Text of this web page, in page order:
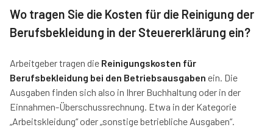
Wo tragen Sie die Kosten für die Reinigung der
Berufsbekleidung in der Steuererklärung ein?
Arbeitgeber tragen die Reinigungskosten für
Berufsbekleidung bei den Betriebsausgaben ein. Die
Ausgaben finden sich also in Ihrer Buchhaltung oder in der
Einnahmen-Überschussrechnung. Etwa in der Kategorie
„Arbeitskleidung“ oder „sonstige betriebliche Ausgaben“.